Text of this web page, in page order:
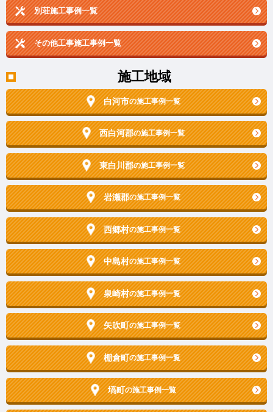
別荘施工事例一覧
その他工事施工事例一覧
施工地域
白河市の施工事例一覧
西白河郡の施工事例一覧
東白川郡の施工事例一覧
岩瀬郡の施工事例一覧
西郷村の施工事例一覧
中島村の施工事例一覧
泉崎村の施工事例一覧
矢吹町の施工事例一覧
棚倉町の施工事例一覧
塙町の施工事例一覧